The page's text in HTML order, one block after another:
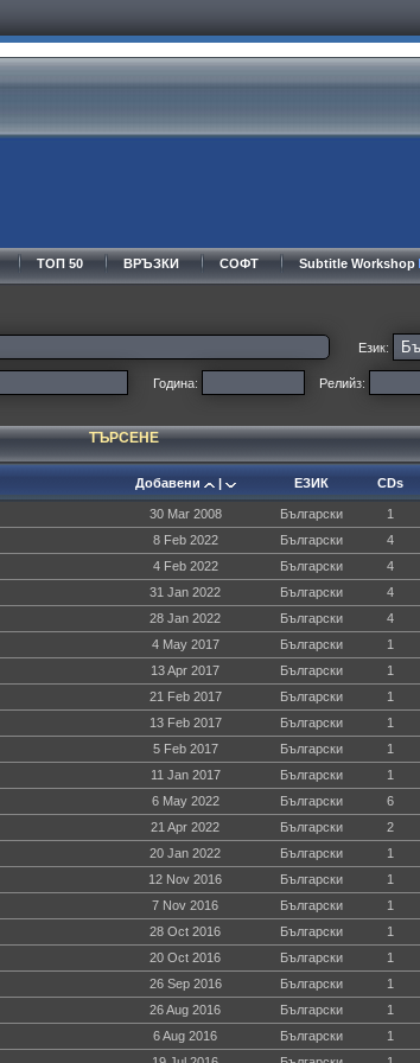
ТОП 50 ВРЪЗКИ СОФТ Subtitle Workshop
Език:
Година: Релийз:
ТЪРСЕНЕ
Добавени | ЕЗИК CDs
30 Mar 2008 Български 1
8 Feb 2022 Български 4
4 Feb 2022 Български 4
31 Jan 2022 Български 4
28 Jan 2022 Български 4
4 May 2017 Български 1
13 Apr 2017 Български 1
21 Feb 2017 Български 1
13 Feb 2017 Български 1
5 Feb 2017 Български 1
11 Jan 2017 Български 1
6 May 2022 Български 6
21 Apr 2022 Български 2
20 Jan 2022 Български 1
12 Nov 2016 Български 1
7 Nov 2016 Български 1
28 Oct 2016 Български 1
20 Oct 2016 Български 1
26 Sep 2016 Български 1
26 Aug 2016 Български 1
6 Aug 2016 Български 1